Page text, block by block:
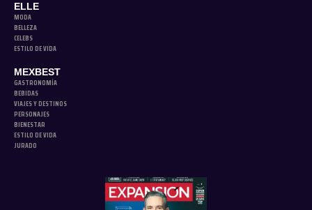
ELLE
MODA
BELLEZA
CELEBS
ESTILO DE VIDA
MEXBEST
GASTRONOMÍA
BEBIDAS
VIAJES Y DESTINOS
PERSONAJES
BIENESTAR
ESTILO DE VIDA
JURADO